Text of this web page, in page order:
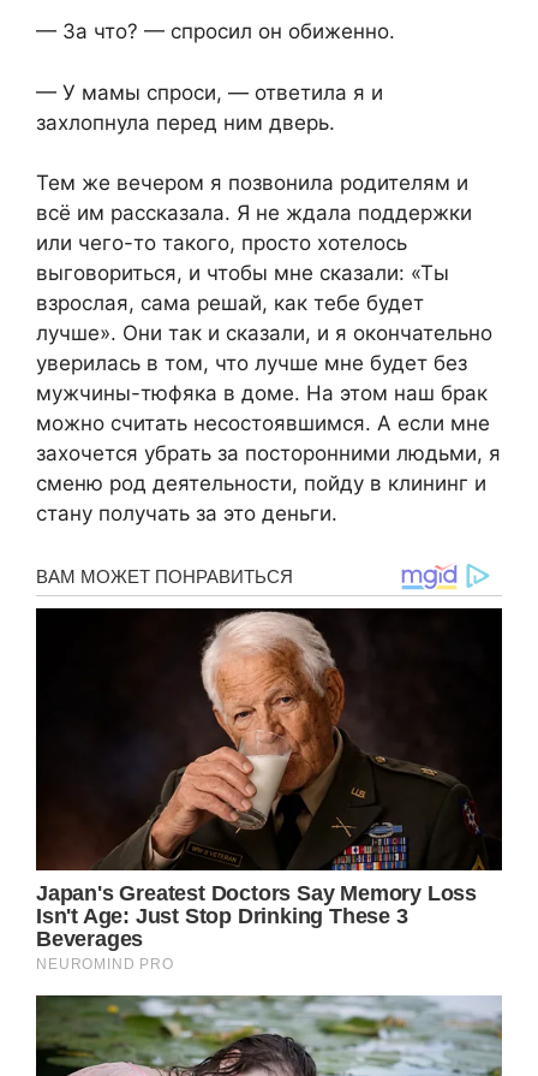
— За что? — спросил он обиженно.
— У мамы спроси, — ответила я и
захлопнула перед ним дверь.
Тем же вечером я позвонила родителям и
всё им рассказала. Я не ждала поддержки
или чего-то такого, просто хотелось
выговориться, и чтобы мне сказали: «Ты
взрослая, сама решай, как тебе будет
лучше». Они так и сказали, и я окончательно
уверилась в том, что лучше мне будет без
мужчины-тюфяка в доме. На этом наш брак
можно считать несостоявшимся. А если мне
захочется убрать за посторонними людьми, я
сменю род деятельности, пойду в клининг и
стану получать за это деньги.